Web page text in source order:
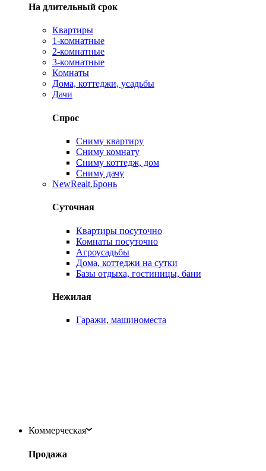
На длительный срок
Квартиры
1-комнатные
2-комнатные
3-комнатные
Комнаты
Дома, коттеджи, усадьбы
Дачи
Спрос
Сниму квартиру
Сниму комнату
Сниму коттедж, дом
Сниму дачу
NewRealt.Бронь
Суточная
Квартиры посуточно
Комнаты посуточно
Агроусадьбы
Дома, коттеджи на сутки
Базы отдыха, гостиницы, бани
Нежилая
Гаражи, машиноместа
Коммерческая
Продажа